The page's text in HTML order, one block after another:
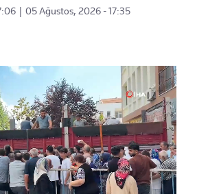
05 Ağustos, 2026 - 17:35